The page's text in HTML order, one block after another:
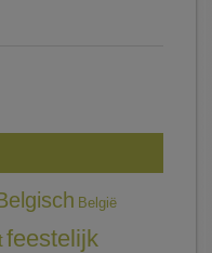
België
feestelijk